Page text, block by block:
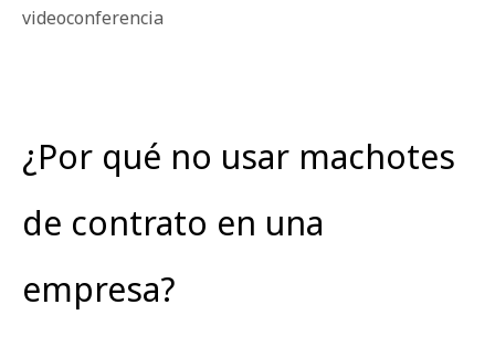
videoconferencia
¿Por qué no usar machotes
de contrato en una
empresa?